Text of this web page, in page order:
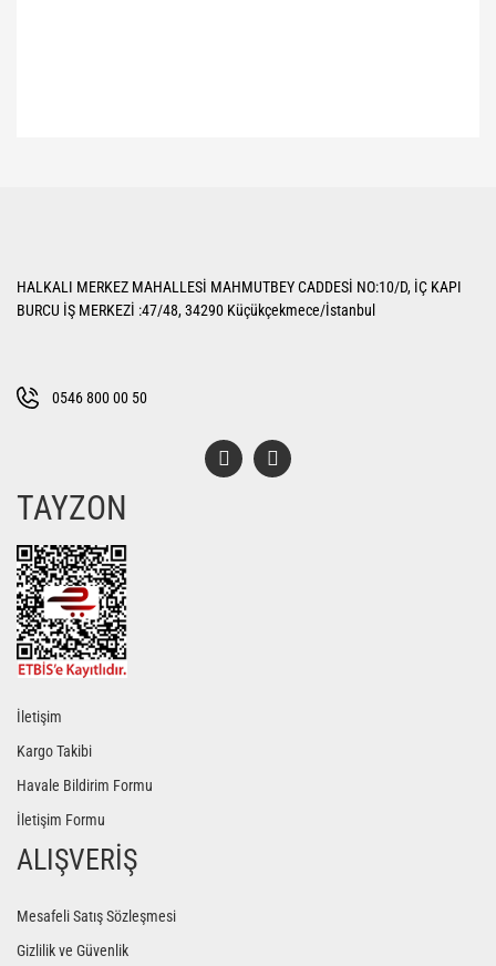
Ürün açıklamasında eksik bilgiler bulunuyor.
Bu ürüne benzer farklı alternatifler olmalı.
HALKALI MERKEZ MAHALLESİ MAHMUTBEY CADDESİ NO:10/D, İÇ KAPI
BURCU İŞ MERKEZİ :47/48, 34290 Küçükçekmece/İstanbul
0546 800 00 50
TAYZON
İletişim
Kargo Takibi
Havale Bildirim Formu
İletişim Formu
ALIŞVERİŞ
Mesafeli Satış Sözleşmesi
Gizlilik ve Güvenlik